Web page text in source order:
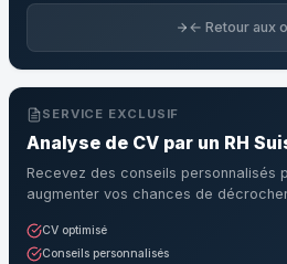
← Retour aux
SERVICE EXCLUSIF
Analyse de CV par un RH
Recevez des conseils personnalisés
augmenter vos chances de
CV optimisé
Conseils personnalisés